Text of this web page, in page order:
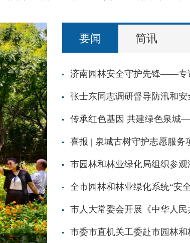
要闻 简讯
张士东同志调研督导防汛和
喜报 | 泉城古树守护志愿服务
全市园林和林业绿化系统“安
市人大常委会开展《中华人
市委市直机关工委赴市园林